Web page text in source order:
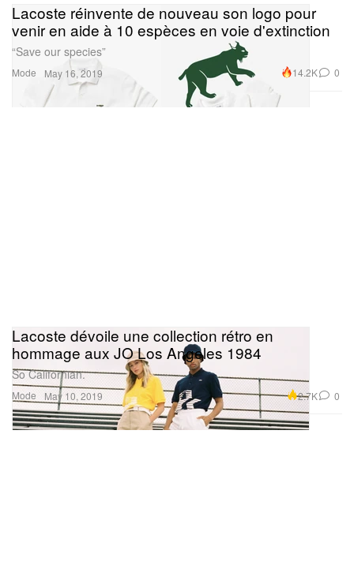
Mode
Lacoste réinvente de nouveau son logo pour
venir en aide à 10 espèces en voie d'extinction
“Save our species”
May 16, 2019 14.2K 0
Mode
Lacoste dévoile une collection rétro en
hommage aux JO Los Angeles 1984
So Californian.
May 10, 2019 2.7K 0